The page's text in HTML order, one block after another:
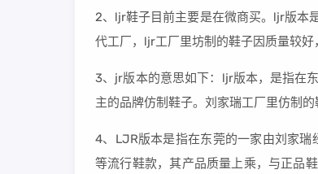
2、ljr鞋子目前主要是在微商买。ljr版本
代工厂，ljr工厂里坊制的鞋子因质量较好
3、jr版本的意思如下：ljr版本，是指在
主的品牌仿制鞋子。刘家瑞工厂里仿制
4、LJR版本是指在东莞的一家由刘家
等流行鞋款，其产品质量上乘，与正品